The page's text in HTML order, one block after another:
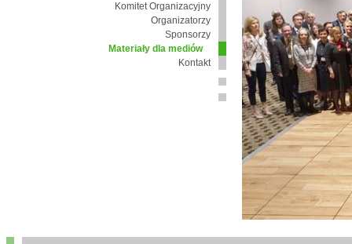
Komitet Organizacyjny
Organizatorzy
Sponsorzy
Materiały dla mediów
Kontakt